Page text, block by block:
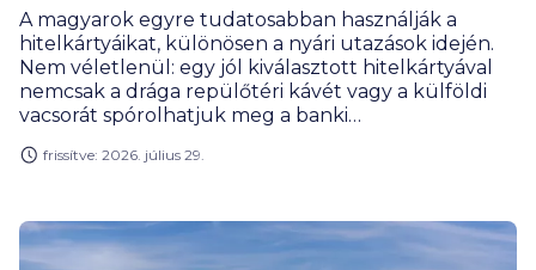
A magyarok egyre tudatosabban használják a
hitelkártyáikat, különösen a nyári utazások idején.
Nem véletlenül: egy jól kiválasztott hitelkártyával
nemcsak a drága repülőtéri kávét vagy a külföldi
vacsorát spórolhatjuk meg a banki
igényelhető utasbiztosítások révén a
frissítve: 2026. július 29.